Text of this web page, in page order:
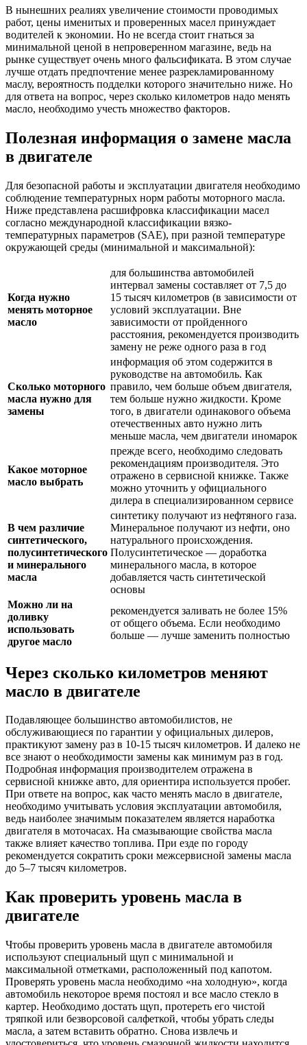
В нынешних реалиях увеличение стоимости проводимых
работ, цены именитых и проверенных масел принуждает
водителей к экономии. Но не всегда стоит гнаться за
минимальной ценой в непроверенном магазине, ведь на
рынке существует очень много фальсификата. В этом случае
лучше отдать предпочтение менее разрекламированному
маслу, вероятность подделки которого значительно ниже. Но
для ответа на вопрос, через сколько километров надо менять
масло, необходимо учесть множество факторов.
Полезная информация о замене масла
в двигателе
Для безопасной работы и эксплуатации двигателя необходимо
соблюдение температурных норм работы моторного масла.
Ниже представлена расшифровка классификации масел
согласно международной классификации вязко-
температурных параметров (SAE), при разной температуре
окружающей среды (минимальной и максимальной):
Когда нужно
менять моторное
масло
для большинства автомобилей
интервал замены составляет от 7,5 до
15 тысяч километров (в зависимости от
условий эксплуатации. Вне
зависимости от пройденного
расстояния, рекомендуется производить
замену не реже одного раза в год
Сколько моторного
масла нужно для
замены
информация об этом содержится в
руководстве на автомобиль. Как
правило, чем больше объем двигателя,
тем больше нужно жидкости. Кроме
того, в двигатели одинакового объема
отечественных авто нужно лить
меньше масла, чем двигатели иномарок
Какое моторное
масло выбрать
прежде всего, необходимо следовать
рекомендациям производителя. Это
отражено в сервисной книжке. Также
можно уточнить у официального
дилера в специализированном сервисе
В чем различие
синтетического,
полусинтетического
и минерального
масла
синтетику получают из нефтяного газа.
Минеральное получают из нефти, оно
натурального происхождения.
Полусинтетическое — доработка
минерального масла, в которое
добавляется часть синтетической
основы
Можно ли на
доливку
использовать
другое масло
рекомендуется заливать не более 15%
от общего объема. Если необходимо
больше — лучше заменить полностью
Через сколько километров меняют
масло в двигателе
Подавляющее большинство автомобилистов, не
обслуживающиеся по гарантии у официальных дилеров,
практикуют замену раз в 10-15 тысяч километров. И далеко не
все знают о необходимости замены как минимум раз в год.
Подробная информация производителем отражена в
сервисной книжке авто, для ориентира используется пробег.
При ответе на вопрос, как часто менять масло в двигателе,
необходимо учитывать условия эксплуатации автомобиля,
ведь наиболее значимым показателем является наработка
двигателя в моточасах. На смазывающие свойства масла
также влияет качество топлива. При езде по городу
рекомендуется сократить сроки межсервисной замены масла
до 5–7 тысяч километров.
Как проверить уровень масла в
двигателе
Чтобы проверить уровень масла в двигателе автомобиля
используют специальный щуп с минимальной и
максимальной отметками, расположенный под капотом.
Проверять уровень масла необходимо «на холодную», когда
автомобиль некоторое время постоял и все масло стекло в
картер. Необходимо достать щуп, протереть его чистой
тряпкой или безворсовой салфеткой, чтобы убрать следы
масла, а затем вставить обратно. Снова извлечь и